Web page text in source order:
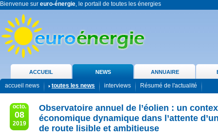
Bienvenue sur euro-énergie, le portail de toutes les énergies
ACCUEIL NEWS ANNUAIRE
accueil news toutes les news interviews Résumé de l'actualité
octo.
08
2019
Observatoire annuel de l’éolien : un
économique dynamique dans l’attente
de route lisible et ambitieuse